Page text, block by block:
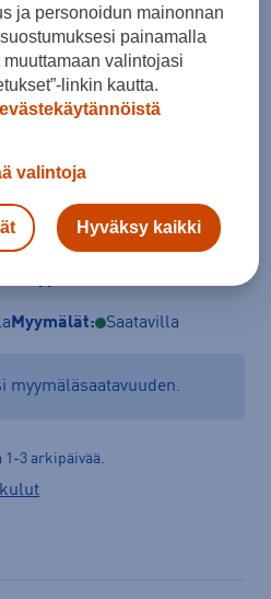
ostoskoriin
myymälästä
Myymälät: Saatavilla
myymäläsaatavuuden.
3 arkipäivää.
ja personoidun mainonnan
painamalla
muuttamaan valintojasi
linkin kautta.
valintoja
Hyväksy kaikki